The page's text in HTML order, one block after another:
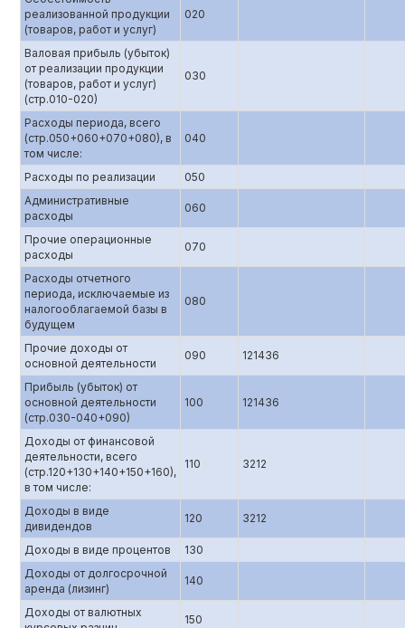
реализованной продукции
(товаров, работ и услуг)
020
Валовая прибыль (убыток)
от реализации продукции
(товаров, работ и услуг)
(стр.010-020)
030
Расходы периода, всего
(стр.050+060+070+080), в
том числе:
040
Расходы по реализации
050
Административные
расходы
060
Прочие операционные
расходы
070
Расходы отчетного
периода, исключаемые из
налогооблагаемой базы в
будущем
080
Прочие доходы от
основной деятельности
090 121436
Прибыль (убыток) от
основной деятельности
(стр.0З0-040+090)
100 121436
Доходы от финансовой
деятельности, всего
(стр.120+130+140+150+160),
в том числе:
110 3212
Доходы в виде
дивидендов
120 3212
Доходы в виде процентов
130
Доходы от долгосрочной
аренда (лизинг)
140
Доходы от валютных
150